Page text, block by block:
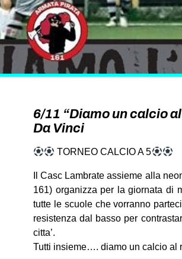
6/11 “Diamo un calcio
Da Vinci
TORNEO CALCIO A 5
Il Casc Lambrate assieme alla
161) organizza per la giornata di
tutte le scuole che vorranno
resistenza dal basso per
citta’.
Tutti insieme…. diamo un calcio al